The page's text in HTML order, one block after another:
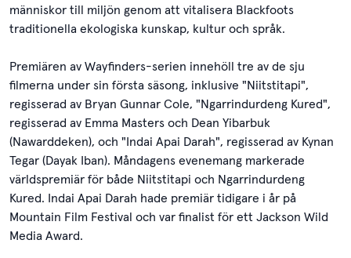
människor till miljön genom att vitalisera Blackfoots
traditionella ekologiska kunskap, kultur och språk.
Premiären av Wayfinders-serien innehöll tre av de sju
filmerna under sin första säsong, inklusive "Niitstitapi",
regisserad av Bryan Gunnar Cole, "Ngarrindurdeng Kured",
regisserad av Emma Masters och Dean Yibarbuk
(Nawarddeken), och "Indai Apai Darah", regisserad av Kynan
Tegar (Dayak Iban). Måndagens evenemang markerade
världspremiär för både Niitstitapi och Ngarrindurdeng
Kured. Indai Apai Darah hade premiär tidigare i år på
Mountain Film Festival och var finalist för ett Jackson Wild
Media Award.